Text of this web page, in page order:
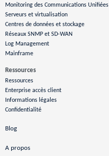
Monitoring des Communications Unifiées
Serveurs et virtualisation
Centres de données et stockage
Réseaux SNMP et SD-WAN
Log Management
Mainframe
Ressources
Ressources
Enterprise accès client
Informations légales
Confidentialité
Blog
A propos